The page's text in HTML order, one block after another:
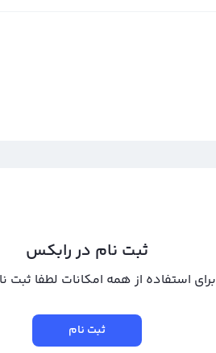
ثبت نام در رابکس
برای استفاده از همه امکانات لطفا ثبت
ثبت نام